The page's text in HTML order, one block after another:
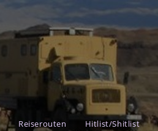
Reiserouten Hitlist/Shitlist